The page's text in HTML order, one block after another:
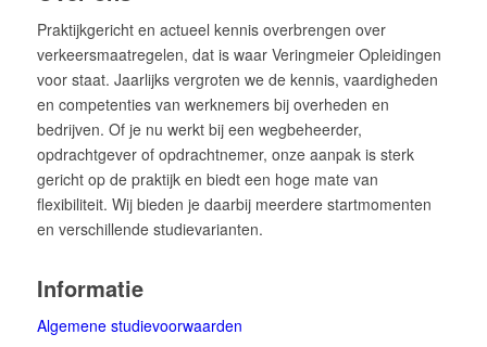
Praktijkgericht en actueel kennis overbrengen over
verkeersmaatregelen, dat is waar Veringmeier Opleidingen
voor staat. Jaarlijks vergroten we de kennis, vaardigheden
en competenties van werknemers bij overheden en
bedrijven. Of je nu werkt bij een wegbeheerder,
opdrachtgever of opdrachtnemer, onze aanpak is sterk
gericht op de praktijk en biedt een hoge mate van
flexibiliteit. Wij bieden je daarbij meerdere startmomenten
en verschillende studievarianten.
Informatie
Algemene studievoorwaarden